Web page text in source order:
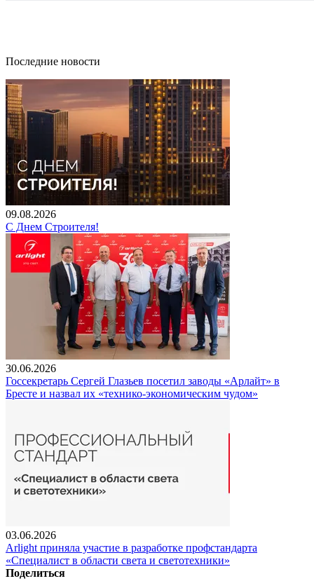
Последние новости
09.08.2026
С Днем Строителя!
30.06.2026
Госсекретарь Сергей Глазьев посетил заводы «Арлайт» в
Бресте и назвал их «технико-экономическим чудом»
03.06.2026
Arlight приняла участие в разработке профстандарта
«Специалист в области света и светотехники»
Поделиться